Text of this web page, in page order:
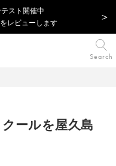
スト開催中
レビューします
Search
ールを屋久島